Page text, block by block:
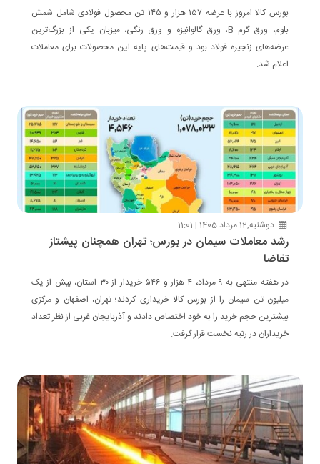
بورس کالا امروز با عرضه ۱۵۷ هزار و ۱۴۵ تن محصول فولادی شامل شمش
بلوم، ورق گرم B، ورق گالوانیزه و ورق رنگی، میزبان یکی از بزرگ‌ترین
عرضه‌های زنجیره فولاد بود و قیمت‌های پایه این محصولات برای معاملات
اعلام شد.
دوشنبه,12 مرداد 1405 | 11:01
رشد معاملات سیمان در بورس؛ تهران همچنان پیشتاز
تقاضا
در هفته منتهی به ۹ مرداد، ۴ هزار و ۵۴۶ خریدار از ۳۰ استان، بیش از یک
میلیون تن سیمان را از بورس کالا خریداری کردند؛ تهران، اصفهان و مرکزی
بیشترین حجم خرید را به خود اختصاص دادند و آذربایجان غربی از نظر تعداد
خریداران در رتبه نخست قرار گرفت.